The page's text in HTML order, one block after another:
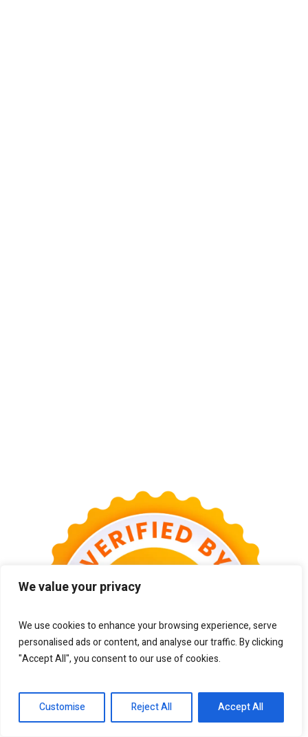
We value your privacy
We use cookies to enhance your browsing experience, serve
personalised ads or content, and analyse our traffic. By clicking
"Accept All", you consent to our use of cookies.
Customise Reject All Accept All